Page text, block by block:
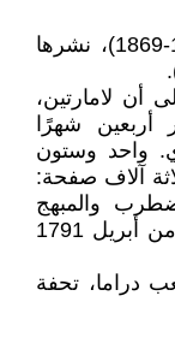
(قصة كتبها ألفونس دي لامارتين (1790-1869)، نشرها
أن لامارتين،
أربعين شهرًا
واحد وستون
آلاف صفحة:
والمبهج
والملحمي والمأساوي للثورة الفرنسية، من أبريل 1791
دراما، تحفة